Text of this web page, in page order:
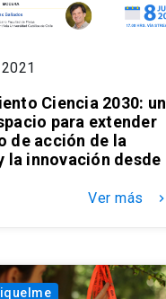
Ciencia 2030: un
para extender
de acción de la
la innovación desde
Ver más keyboard_arrow_right